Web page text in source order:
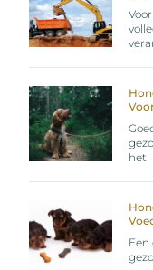
het
Een